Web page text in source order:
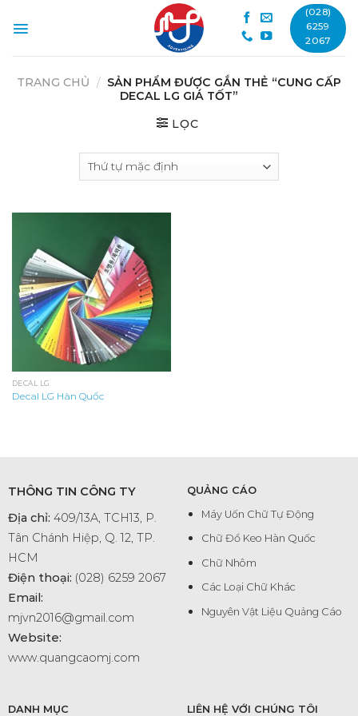
(028)
6259
2067
TRANG CHỦ / SẢN PHẨM ĐƯỢC GẮN THẺ “CUNG CẤP
DECAL LG GIÁ TỐT”
LỌC
DECAL LG
Decal LG Hàn Quốc
THÔNG TIN CÔNG TY
Địa chỉ: 409/13A, TCH13, P.
Tân Chánh Hiệp, Q. 12, TP.
HCM
Điện thoại: (028) 6259 2067
Email:
mjvn2016@gmail.com
Website:
www.quangcaomj.com
QUẢNG CÁO
Máy Uốn Chữ Tự Động
Chữ Đổ Keo Hàn Quốc
Chữ Nhôm
Các Loại Chữ Khác
Nguyên Vật Liệu Quảng Cáo
DANH MỤC LIÊN HỆ VỚI CHÚNG TÔI